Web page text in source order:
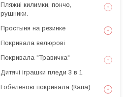
Пляжні килимки, пончо,
рушники.
Простыня на резинке
Покривала велюрові
Покривала "Травичка"
Дитячі іграшки пледи 3 в 1
Гобеленові покривала (Капа)